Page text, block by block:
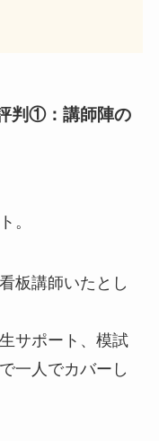
判①：講師陣の
。
板講師いたとし
サポート、模試
一人でカバーし